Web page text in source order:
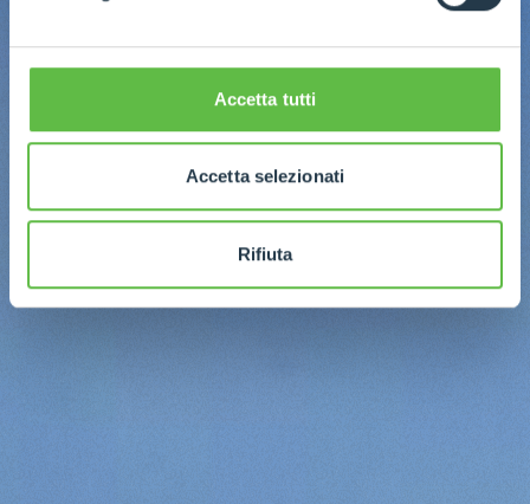
Accetta tutti
Accetta selezionati
Rifiuta